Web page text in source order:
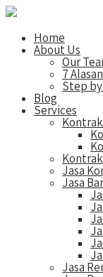
Home
About Us
Our
7
Step
Blog
Services
Jasa
Jasa
Jasa